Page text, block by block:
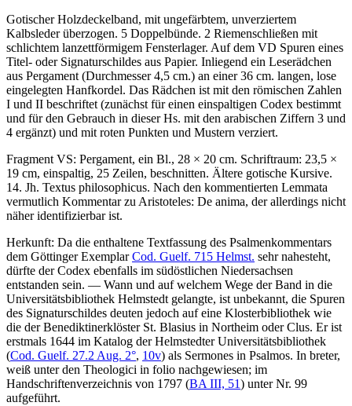
Gotischer Holzdeckelband, mit ungefärbtem, unverziertem
Kalbsleder überzogen. 5 Doppelbünde. 2 Riemenschließen mit
schlichtem lanzettförmigem Fensterlager. Auf dem VD Spuren eines
Titel- oder Signaturschildes aus Papier. Inliegend ein Leserädchen
aus Pergament (Durchmesser 4,5 cm.) an einer 36 cm. langen, lose
eingelegten Hanfkordel. Das Rädchen ist mit den römischen Zahlen
I und II beschriftet (zunächst für einen einspaltigen Codex bestimmt
und für den Gebrauch in dieser Hs. mit den arabischen Ziffern 3 und
4 ergänzt) und mit roten Punkten und Mustern verziert.
Fragment VS: Pergament, ein Bl., 28 × 20 cm. Schriftraum: 23,5 ×
19 cm, einspaltig, 25 Zeilen, beschnitten. Ältere gotische Kursive.
14. Jh. Textus philosophicus. Nach den kommentierten Lemmata
vermutlich Kommentar zu Aristoteles: De anima, der allerdings nicht
näher identifizierbar ist.
Herkunft: Da die enthaltene Textfassung des Psalmenkommentars
dem Göttinger ExemplarCod. Guelf. 715 Helmst. sehr nahesteht,
dürfte der Codex ebenfalls im südöstlichen Niedersachsen
entstanden sein. — Wann und auf welchem Wege der Band in die
Universitätsbibliothek Helmstedt gelangte, ist unbekannt, die Spuren
des Signaturschildes deuten jedoch auf eine Klosterbibliothek wie
die der Benediktinerklöster St. Blasius in Northeim oder Clus. Er ist
erstmals 1644 im Katalog der Helmstedter Universitätsbibliothek
(Cod. Guelf. 27.2 Aug. 2°, 10v) als Sermones in Psalmos. In breter,
weiß unter den Theologici in folio nachgewiesen; im
Handschriftenverzeichnis von 1797 (BA III, 51) unter Nr. 99
aufgeführt.